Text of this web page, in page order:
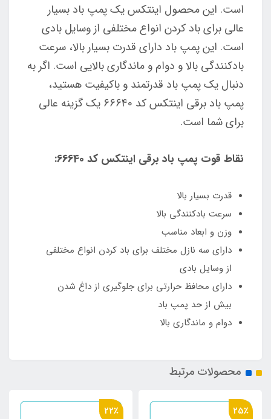
است. این محصول اینتکس یک پمپ باد بسیار
عالی برای باد کردن انواع مختلفی از وسایل بادی
است. این پمپ باد دارای قدرت بسیار بالا، سرعت
بادکنندگی بالا و دوام و ماندگاری بالایی است. اگر به
دنبال یک پمپ باد قدرتمند و باکیفیت هستید،
پمپ باد برقی اینتکس کد 66640 یک گزینه عالی
برای شما است.
نقاط قوت پمپ باد برقی اینتکس کد 66640:
قدرت بسیار بالا
سرعت بادکنندگی بالا
وزن و ابعاد مناسب
دارای سه نازل مختلف برای باد کردن انواع مختلفی
از وسایل بادی
دارای محافظ حرارتی برای جلوگیری از داغ شدن
بیش از حد پمپ باد
دوام و ماندگاری بالا
محصولات مرتبط
25٪ 22٪